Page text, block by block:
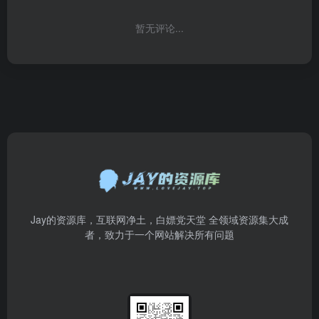
暂无评论...
Jay的资源库，互联网净土，白嫖党天堂 全领域资源集大成
者，致力于一个网站解决所有问题